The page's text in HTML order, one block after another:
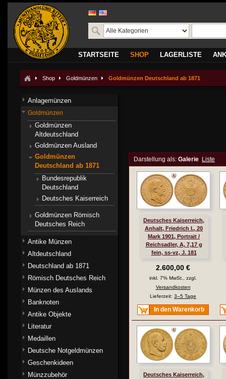
STARTSEITE SHOP LAGERLISTE
Shop Goldmünzen Goldmünzen Deutschland ab 1871
Darstellung als: Galerie Liste
Deutsches Kaiserreich,
Anhalt, Friedrich I., 20
Mark 1901, Portrait /
Reichsadler, A, 7,17 g
fein, ss-vz, J. 181
2.600,00 €
inkl. 7% MwSt., zzgl.
Versandkosten
Lieferzeit: 3–5 Tage
In den Warenkorb
Deutsches Kaiserreich,
Anlagemünzen
Goldmünzen
Goldmünzen
Altdeutschland
Goldmünzen Ausland
Goldmünzen
Deutschland ab 1871
Bundesrepublik
Deutschland
Deutsches Kaiserreich
Goldmünzen Römisch
Deutsches Reich
Antike Münzen
Altdeutschland
Deutschland ab 1871
Römisch Deutsches Reich
Münzen des Auslands
Banknoten
Antike Objekte
Literatur
Medaillen
Deutsche Notgeldmünzen
Geschenkideen
Münzzubehör